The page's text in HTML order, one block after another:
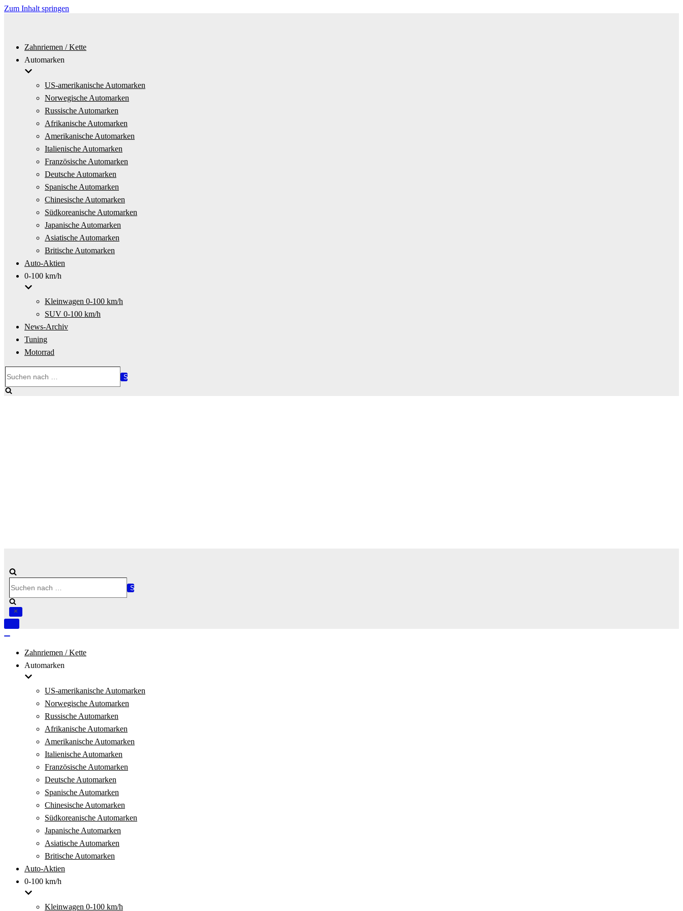
Zum Inhalt springen
Zahnriemen / Kette
Automarken
US-amerikanische Automarken
Norwegische Automarken
Russische Automarken
Afrikanische Automarken
Amerikanische Automarken
Italienische Automarken
Französische Automarken
Deutsche Automarken
Spanische Automarken
Chinesische Automarken
Südkoreanische Automarken
Japanische Automarken
Asiatische Automarken
Britische Automarken
Auto-Aktien
0-100 km/h
Kleinwagen 0-100 km/h
SUV 0-100 km/h
News-Archiv
Tuning
Motorrad
nach …
nach …
Navigation
Zahnriemen / Kette
Automarken
US-amerikanische Automarken
Norwegische Automarken
Russische Automarken
Afrikanische Automarken
Amerikanische Automarken
Italienische Automarken
Französische Automarken
Deutsche Automarken
Spanische Automarken
Chinesische Automarken
Südkoreanische Automarken
Japanische Automarken
Asiatische Automarken
Britische Automarken
Auto-Aktien
0-100 km/h
Kleinwagen 0-100 km/h